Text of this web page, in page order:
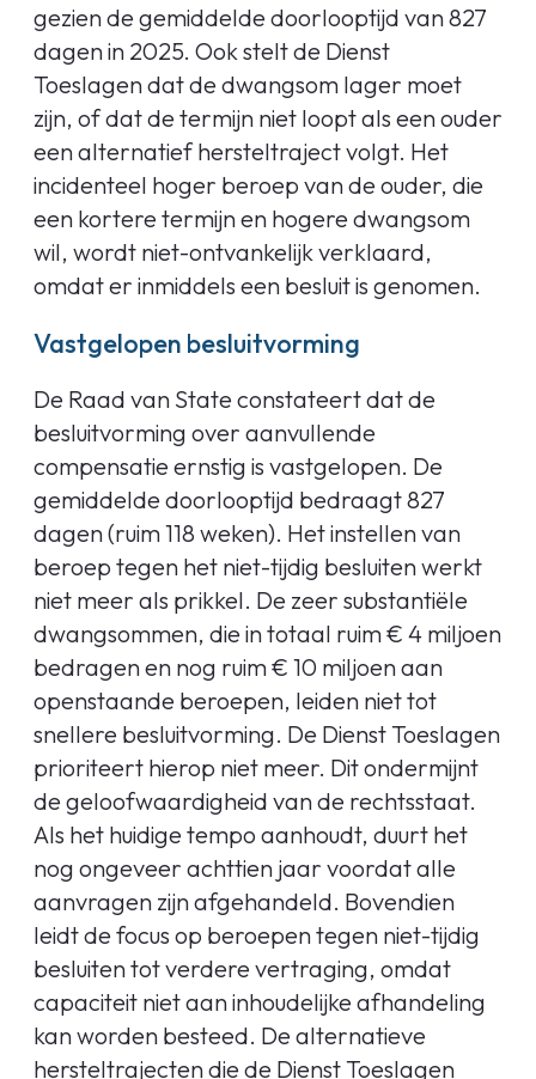
gezien de gemiddelde doorlooptijd van 827
dagen in 2025. Ook stelt de Dienst
Toeslagen dat de dwangsom lager moet
zijn, of dat de termijn niet loopt als een ouder
een alternatief hersteltraject volgt. Het
incidenteel hoger beroep van de ouder, die
een kortere termijn en hogere dwangsom
wil, wordt niet-ontvankelijk verklaard,
omdat er inmiddels een besluit is genomen.
Vastgelopen besluitvorming
De Raad van State constateert dat de
besluitvorming over aanvullende
compensatie ernstig is vastgelopen. De
gemiddelde doorlooptijd bedraagt 827
dagen (ruim 118 weken). Het instellen van
beroep tegen het niet-tijdig besluiten werkt
niet meer als prikkel. De zeer substantiële
dwangsommen, die in totaal ruim € 4 miljoen
bedragen en nog ruim € 10 miljoen aan
openstaande beroepen, leiden niet tot
snellere besluitvorming. De Dienst Toeslagen
prioriteert hierop niet meer. Dit ondermijnt
de geloofwaardigheid van de rechtsstaat.
Als het huidige tempo aanhoudt, duurt het
nog ongeveer achttien jaar voordat alle
aanvragen zijn afgehandeld. Bovendien
leidt de focus op beroepen tegen niet-tijdig
besluiten tot verdere vertraging, omdat
capaciteit niet aan inhoudelijke afhandeling
kan worden besteed. De alternatieve
hersteltrajecten die de Dienst Toeslagen